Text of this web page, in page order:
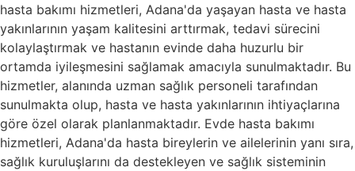
hasta bakımı hizmetleri, Adana'da yaşayan hasta ve hasta
yakınlarının yaşam kalitesini arttırmak, tedavi sürecini
kolaylaştırmak ve hastanın evinde daha huzurlu bir
ortamda iyileşmesini sağlamak amacıyla sunulmaktadır. Bu
hizmetler, alanında uzman sağlık personeli tarafından
sunulmakta olup, hasta ve hasta yakınlarının ihtiyaçlarına
göre özel olarak planlanmaktadır. Evde hasta bakımı
hizmetleri, Adana'da hasta bireylerin ve ailelerinin yanı sıra,
sağlık kuruluşlarını da destekleyen ve sağlık sisteminin